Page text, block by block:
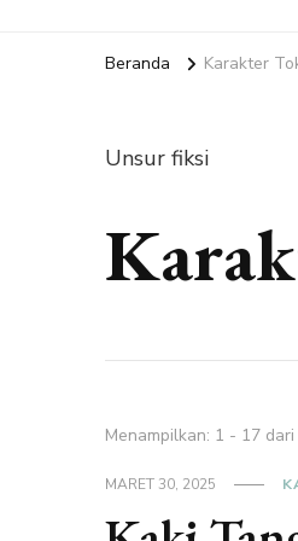
Beranda Karakter
Unsur fiksi
Menampilkan: 1 - 17
MARET 30, 2025